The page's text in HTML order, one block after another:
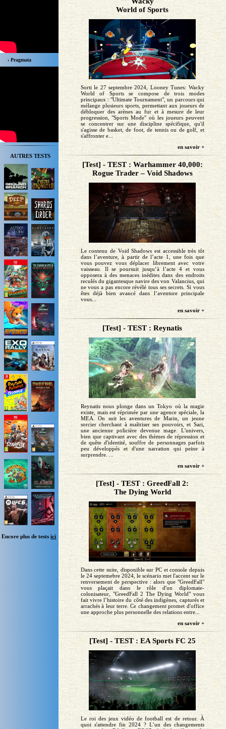
› Pragmata
AUTRES TESTS
Encore plus de testsici
World of Sports
Sorti le 27 septembre 2024, Looney Tunes: Wacky
World of Sports se compose de trois modes
principaux : "Ultimate Tournament", un parcours qui
mélange plusieurs sports, permettant aux joueurs de
débloquer des arènes au fur et à mesure de leur
progression, "Sports Mode" où les joueurs peuvent
se concentrer sur une discipline spécifique, qu'il
s'agisse de basket, de foot, de tennis ou de golf, et
s'affronter e...
en savoir +
[Test] - TEST : Warhammer 40,000:
Rogue Trader – Void Shadows
Le contenu de Void Shadows est accessible très tôt
dans l’aventure, à partir de l’acte 1, une fois que
vous pouvez vous déplacer librement avec votre
vaisseau. Il se poursuit jusqu‘à l’acte 4 et vous
opposera à des menaces inédites dans des endroits
reculés du gigantesque navire des von Valancius, qui
ne vous a pas encore révélé tous ses secrets. Si vous
êtes déjà bien avancé dans l’aventure principale
vous...
en savoir +
[Test] - TEST : Reynatis
Reynatis nous plonge dans un Tokyo où la magie
existe, mais est réprimée par une agence spéciale, la
MEA. On suit les aventures de Marin, un jeune
sorcier cherchant à maîtriser ses pouvoirs, et Sari,
une ancienne policière devenue mage. L'univers,
bien que captivant avec des thèmes de répression et
de quête d'identité, souffre de personnages parfois
peu développés et d'une narration qui peine à
surprendre. ...
en savoir +
[Test] - TEST : GreedFall 2:
The Dying World
Dans cette suite, disponible sur PC et console depuis
le 24 septemebre 2024, le scénario met l'accent sur le
renversement de perspective : alors que "GreedFall"
vous plaçait dans le rôle d'un diplomate-
colonisateur, "GreedFall 2 The Dying World" vous
fait vivre l’histoire du côté des indigènes, capturés et
arrachés à leur terre. Ce changement promet d'office
une approche plus personnelle des relations entre...
en savoir +
[Test] - TEST : EA Sports FC 25
Le roi des jeux vidéo de football est de retour. À
quoi s'attendre fin 2024 ? L’un des changements